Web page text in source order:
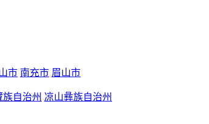
市 南充市 眉山市
族自治州 凉山彝族自治州